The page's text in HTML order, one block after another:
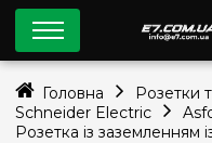
Головна
Розетки
Schneider Electric